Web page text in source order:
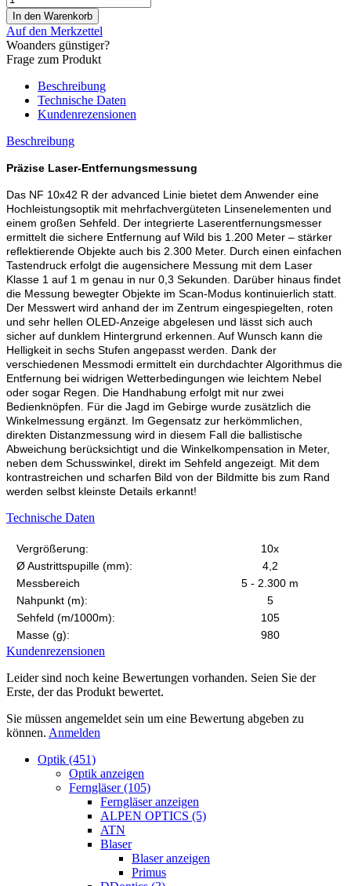
Auf den Merkzettel
Woanders günstiger?
Frage zum Produkt
Beschreibung
Technische Daten
Kundenrezensionen
Beschreibung
Präzise Laser-Entfernungsmessung
Das NF 10x42 R der advanced Linie bietet dem Anwender eine
Hochleistungsoptik mit mehrfachvergüteten Linsenelementen und
einem großen Sehfeld. Der integrierte Laserentfernungsmesser
ermittelt die sichere Entfernung auf Wild bis 1.200 Meter – stärker
reflektierende Objekte auch bis 2.300 Meter. Durch einen einfachen
Tastendruck erfolgt die augensichere Messung mit dem Laser
Klasse 1 auf 1 m genau in nur 0,3 Sekunden. Darüber hinaus findet
die Messung bewegter Objekte im Scan-Modus kontinuierlich statt.
Der Messwert wird anhand der im Zentrum eingespiegelten, roten
und sehr hellen OLED-Anzeige abgelesen und lässt sich auch
sicher auf dunklem Hintergrund erkennen. Auf Wunsch kann die
Helligkeit in sechs Stufen angepasst werden. Dank der
verschiedenen Messmodi ermittelt ein durchdachter Algorithmus die
Entfernung bei widrigen Wetterbedingungen wie leichtem Nebel
oder sogar Regen. Die Handhabung erfolgt mit nur zwei
Bedienknöpfen. Für die Jagd im Gebirge wurde zusätzlich die
Winkelmessung ergänzt. Im Gegensatz zur herkömmlichen,
direkten Distanzmessung wird in diesem Fall die ballistische
Abweichung berücksichtigt und die Winkelkompensation in Meter,
neben dem Schusswinkel, direkt im Sehfeld angezeigt. Mit dem
kontrastreichen und scharfen Bild von der Bildmitte bis zum Rand
werden selbst kleinste Details erkannt!
Technische Daten
Vergrößerung:
10x
Ø Austrittspupille (mm):
4,2
Messbereich
5 - 2.300 m
Nahpunkt (m):
5
Sehfeld (m/1000m):
105
Masse (g):
980
Kundenrezensionen
Leider sind noch keine Bewertungen vorhanden. Seien Sie der
Erste, der das Produkt bewertet.
Sie müssen angemeldet sein um eine Bewertung abgeben zu
können. Anmelden
Optik (451)
Optik anzeigen
Ferngläser (105)
Ferngläser anzeigen
ALPEN OPTICS (5)
ATN
Blaser
Blaser anzeigen
Primus